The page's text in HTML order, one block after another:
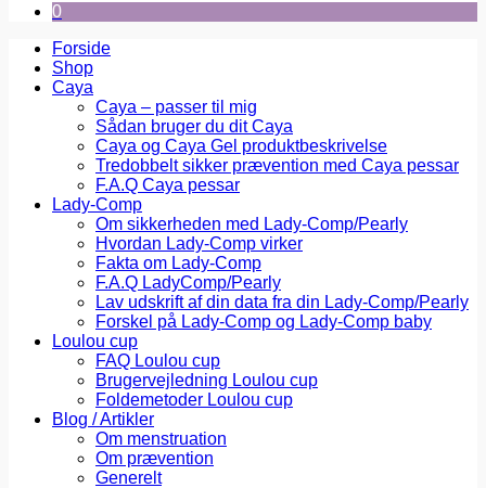
0
Forside
Shop
Caya
Caya – passer til mig
Sådan bruger du dit Caya
Caya og Caya Gel produktbeskrivelse
Tredobbelt sikker prævention med Caya pessar
F.A.Q Caya pessar
Lady-Comp
Om sikkerheden med Lady-Comp/Pearly
Hvordan Lady-Comp virker
Fakta om Lady-Comp
F.A.Q LadyComp/Pearly
Lav udskrift af din data fra din Lady-Comp/Pearly
Forskel på Lady-Comp og Lady-Comp baby
Loulou cup
FAQ Loulou cup
Brugervejledning Loulou cup
Foldemetoder Loulou cup
Blog / Artikler
Om menstruation
Om prævention
Generelt